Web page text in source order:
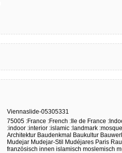
Viennaslide-05305331
75005 :France :French :Ile de France
:indoor :interior :islamic :landmark :mosque
Architektur Baudenkmal Baukultur
Mudejar Mudejar-Stil Mudéjares Paris
französisch innen islamisch moslemisch